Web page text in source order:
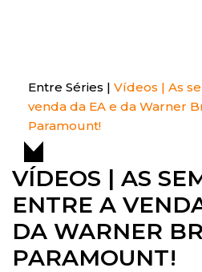
Entre Séries | Vídeos | As
venda da EA e da Warner
Paramount!
VÍDEOS | AS
ENTRE A
DA WARNER
PARAMOUNT!